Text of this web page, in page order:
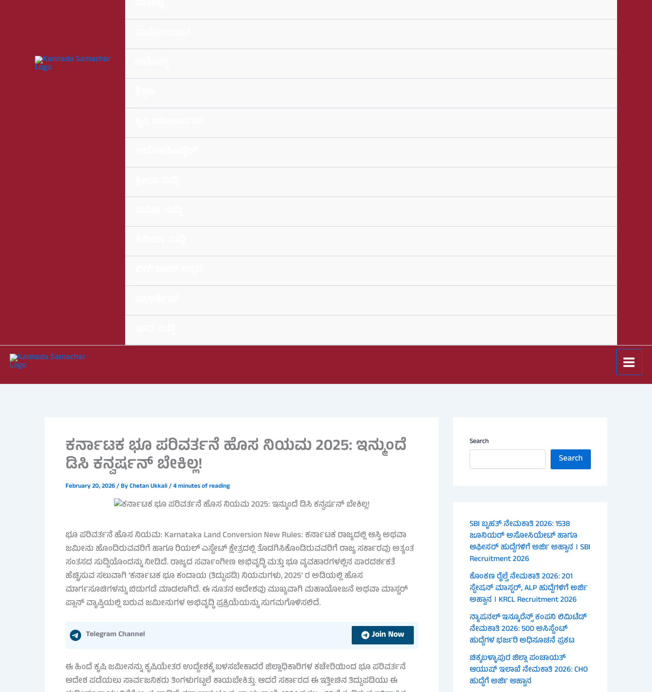
ಕರ್ನಾಟಕ ಭೂ ಪರಿವರ್ತನೆ ಹೊಸ ನಿಯಮ 2025: ಇನ್ಮುಂದೆ
ಡಿಸಿ ಕನ್ವರ್ಷನ್ ಬೇಕಿಲ್ಲ!
February 20, 2026/ ByChetan Ukkali/4 minutes of reading
ಭೂ ಪರಿವರ್ತನೆ ಹೊಸ ನಿಯಮ: Karnataka Land Conversion New Rules: ಕರ್ನಾಟಕ ರಾಜ್ಯದಲ್ಲಿ ಆಸ್ತಿ ಅಥವಾ
ಜಮೀನು ಹೊಂದಿರುವವರಿಗೆ ಹಾಗೂ ರಿಯಲ್ ಎಸ್ಟೇಟ್ ಕ್ಷೇತ್ರದಲ್ಲಿ ತೊಡಗಿಸಿಕೊಂಡಿರುವವರಿಗೆ ರಾಜ್ಯ ಸರ್ಕಾರವು ಅತ್ಯಂತ
ಸಂತಸದ ಸುದ್ದಿಯೊಂದನ್ನು ನೀಡಿದೆ. ರಾಜ್ಯದ ಸರ್ವಾಂಗೀಣ ಅಭಿವೃದ್ಧಿ ಮತ್ತು ಭೂ ವ್ಯವಹಾರಗಳಲ್ಲಿನ ಪಾರದರ್ಶಕತೆ
ಹೆಚ್ಚಿಸುವ ಸಲುವಾಗಿ ‘ಕರ್ನಾಟಕ ಭೂ ಕಂದಾಯ (ತಿದ್ದುಪಡಿ) ನಿಯಮಗಳು, 2025’ ರ ಅಡಿಯಲ್ಲಿ ಹೊಸ
ಮಾರ್ಗಸೂಚಿಗಳನ್ನು ಬಿಡುಗಡೆ ಮಾಡಲಾಗಿದೆ. ಈ ನೂತನ ಆದೇಶವು ಮುಖ್ಯವಾಗಿ ಮಹಾಯೋಜನೆ ಅಥವಾ ಮಾಸ್ಟರ್
ಪ್ಲಾನ್ ವ್ಯಾಪ್ತಿಯಲ್ಲಿ ಬರುವ ಜಮೀನುಗಳ ಅಭಿವೃದ್ಧಿ ಪ್ರಕ್ರಿಯೆಯನ್ನು ಸುಗಮಗೊಳಿಸಲಿದೆ.
Telegram Channel Join Now
ಈ ಹಿಂದೆ ಕೃಷಿ ಜಮೀನನ್ನು ಕೃಷಿಯೇತರ ಉದ್ದೇಶಕ್ಕೆ ಬಳಸಬೇಕಾದರೆ ಜಿಲ್ಲಾಧಿಕಾರಿಗಳ ಕಚೇರಿಯಿಂದ ಭೂ ಪರಿವರ್ತನೆ
ಆದೇಶ ಪಡೆಯಲು ಸಾರ್ವಜನಿಕರು ತಿಂಗಳುಗಟ್ಟಲೆ ಕಾಯಬೇಕಿತ್ತು. ಆದರೆ ಸರ್ಕಾರದ ಈ ಇತ್ತೀಚಿನ ತಿದ್ದುಪಡಿಯು ಈ
Search
Search
SBI ಬೃಹತ್ ನೇಮಕಾತಿ 2026: 1538
ಜೂನಿಯರ್ ಅಸೋಸಿಯೇಟ್ ಹಾಗೂ
ಆಫೀಸರ್ ಹುದ್ದೆಗಳಿಗೆ ಅರ್ಜಿ ಅಹ್ವಾನ । SBI
Recruitment 2026
ಕೊಂಕಣ ರೈಲ್ವೆ ನೇಮಕಾತಿ 2026: 201
ಸ್ಟೇಷನ್ ಮಾಸ್ಟರ್, ALP ಹುದ್ದೆಗಳಿಗೆ ಅರ್ಜಿ
ಅಹ್ವಾನ । KRCL Recruitment 2026
ನ್ಯಾಷನಲ್ ಇನ್ಶೂರೆನ್ಸ್ ಕಂಪನಿ ಲಿಮಿಟೆಡ್
ನೇಮಕಾತಿ 2026: 500 ಅಸಿಸ್ಟೆಂಟ್
ಹುದ್ದೆಗಳ ಭರ್ಜರಿ ಅಧಿಸೂಚನೆ ಪ್ರಕಟ
ಚಿಕ್ಕಬಳ್ಳಾಪುರ ಜಿಲ್ಲಾ ಪಂಚಾಯತ್
ಆಯುಷ್ ಇಲಾಖೆ ನೇಮಕಾತಿ 2026: CHO
ಹುದ್ದೆಗೆ ಅರ್ಜಿ ಆಹ್ವಾನ